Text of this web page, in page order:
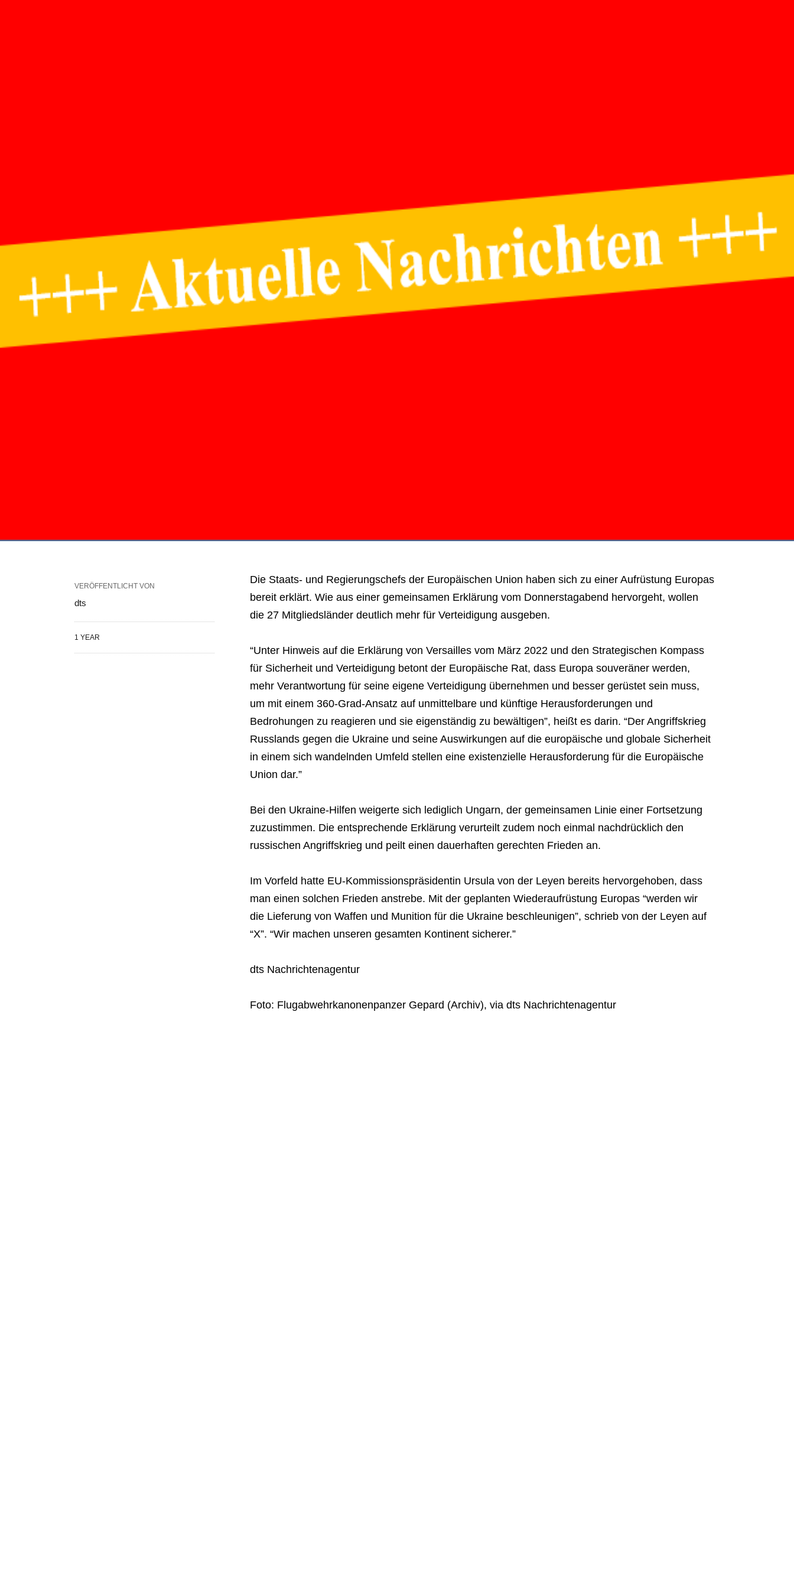
Die Staats- und Regierungschefs der Europäischen Union haben sich zu einer Aufrüstung Europas
bereit erklärt. Wie aus einer gemeinsamen Erklärung vom Donnerstagabend hervorgeht, wollen
die 27 Mitgliedsländer deutlich mehr für Verteidigung ausgeben.
“Unter Hinweis auf die Erklärung von Versailles vom März 2022 und den Strategischen Kompass
für Sicherheit und Verteidigung betont der Europäische Rat, dass Europa souveräner werden,
mehr Verantwortung für seine eigene Verteidigung übernehmen und besser gerüstet sein muss,
um mit einem 360-Grad-Ansatz auf unmittelbare und künftige Herausforderungen und
Bedrohungen zu reagieren und sie eigenständig zu bewältigen”, heißt es darin. “Der Angriffskrieg
Russlands gegen die Ukraine und seine Auswirkungen auf die europäische und globale Sicherheit
in einem sich wandelnden Umfeld stellen eine existenzielle Herausforderung für die Europäische
Union dar.”
Bei den Ukraine-Hilfen weigerte sich lediglich Ungarn, der gemeinsamen Linie einer Fortsetzung
zuzustimmen. Die entsprechende Erklärung verurteilt zudem noch einmal nachdrücklich den
russischen Angriffskrieg und peilt einen dauerhaften gerechten Frieden an.
Im Vorfeld hatte EU-Kommissionspräsidentin Ursula von der Leyen bereits hervorgehoben, dass
man einen solchen Frieden anstrebe. Mit der geplanten Wiederaufrüstung Europas “werden wir
die Lieferung von Waffen und Munition für die Ukraine beschleunigen”, schrieb von der Leyen auf
“X”. “Wir machen unseren gesamten Kontinent sicherer.”
dts Nachrichtenagentur
Foto: Flugabwehrkanonenpanzer Gepard (Archiv), via dts Nachrichtenagentur
VERÖFFENTLICHT VON
dts
1 YEAR